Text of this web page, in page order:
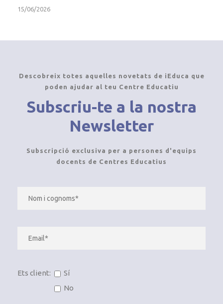
15/06/2026
Descobreix totes aquelles novetats de iEduca que
poden ajudar al teu Centre Educatiu
Subscriu-te a la nostra
Newsletter
Subscripció exclusiva per a persones d'equips
docents de Centres Educatius
Ets client:
Sí
No